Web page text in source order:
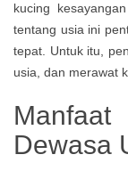
kucing
tentang usia ini
tepat. Untuk itu,
usia, dan merawat
Dewasa